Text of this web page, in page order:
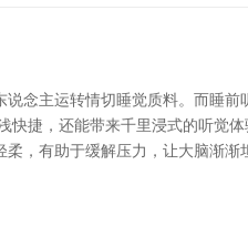
念主运转情切睡觉质料。而睡
快捷，还能带来千里浸式的听觉
，有助于缓解压力，让大脑渐